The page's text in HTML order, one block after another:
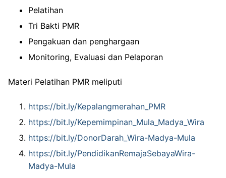
Pelatihan
Tri Bakti PMR
Pengakuan dan penghargaan
Monitoring, Evaluasi dan Pelaporan
Materi Pelatihan PMR meliputi
https://bit.ly/Kepalangmerahan_PMR
https://bit.ly/Kepemimpinan_Mula_Madya_Wira
https://bit.ly/DonorDarah_Wira-Madya-Mula
https://bit.ly/PendidikanRemajaSebayaWira-
Madya-Mula